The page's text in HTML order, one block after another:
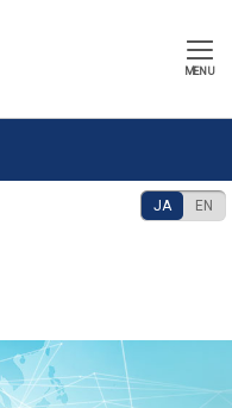
CLOSE
MENU
JA EN